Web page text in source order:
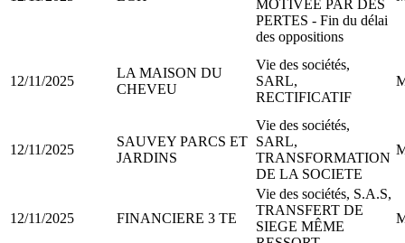
MOTIVEE PAR DES
PERTES - Fin du délai
des oppositions
12/11/2025
LA MAISON DU
CHEVEU
Vie des sociétés,
SARL,
RECTIFICATIF
12/11/2025
SAUVEY PARCS ET
JARDINS
Vie des sociétés,
SARL,
TRANSFORMATION
DE LA SOCIETE
12/11/2025 FINANCIERE 3 TE
Vie des sociétés, S.A.S,
TRANSFERT DE
SIEGE MÊME